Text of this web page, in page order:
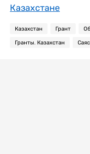
Казахстане
Казахстан Грант
Гранты. Казахстан